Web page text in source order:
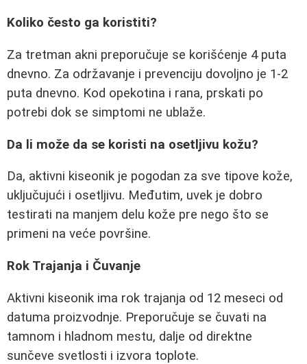
Koliko često ga koristiti?
Za tretman akni preporučuje se korišćenje 4 puta
dnevno. Za održavanje i prevenciju dovoljno je 1-2
puta dnevno. Kod opekotina i rana, prskati po
potrebi dok se simptomi ne ublaže.
Da li može da se koristi na osetljivu kožu?
Da, aktivni kiseonik je pogodan za sve tipove kože,
uključujući i osetljivu. Međutim, uvek je dobro
testirati na manjem delu kože pre nego što se
primeni na veće površine.
Rok Trajanja i Čuvanje
Aktivni kiseonik ima rok trajanja od 12 meseci od
datuma proizvodnje. Preporučuje se čuvati na
tamnom i hladnom mestu, dalje od direktne
sunčeve svetlosti i izvora toplote.